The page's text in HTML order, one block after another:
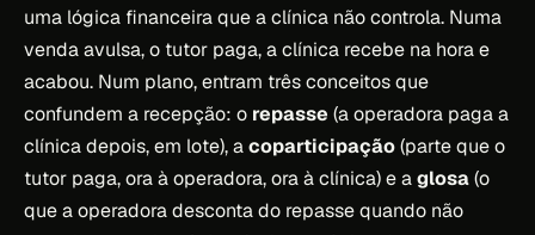
uma lógica financeira que a clínica não controla. Numa
venda avulsa, o tutor paga, a clínica recebe na hora e
acabou. Num plano, entram três conceitos que
confundem a recepção: o repasse (a operadora paga a
clínica depois, em lote), acoparticipação(parte que o
tutor paga, ora à operadora, ora à clínica) e aglosa(o
que a operadora desconta do repasse quando não